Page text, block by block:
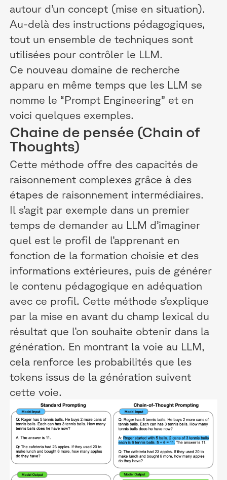
autour d’un concept (mise en situation).
Au-delà des instructions pédagogiques,
tout un ensemble de techniques sont
utilisées pour contrôler le LLM.
Ce nouveau domaine de recherche
apparu en même temps que les LLM se
nomme le “Prompt Engineering” et en
voici quelques exemples.
Chaine de pensée (Chain of
Thoughts)
Cette méthode offre des capacités de
raisonnement complexes grâce à des
étapes de raisonnement intermédiaires.
Il s’agit par exemple dans un premier
temps de demander au LLM d’imaginer
quel est le profil de l’apprenant en
fonction de la formation choisie et des
informations extérieures, puis de générer
le contenu pédagogique en adéquation
avec ce profil. Cette méthode s’explique
par la mise en avant du champ lexical du
résultat que l’on souhaite obtenir dans la
génération. En montrant la voie au LLM,
cela renforce les probabilités que les
tokens issus de la génération suivent
cette voie.